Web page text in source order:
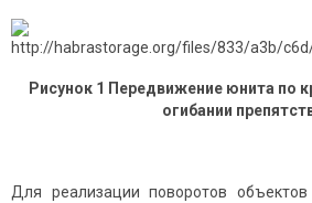
Рисунок 1 Передвижение юнита по
огибании
Для реализации поворотов